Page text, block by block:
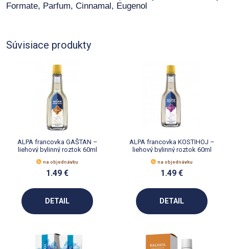
Formate, Parfum, Cinnamal, Eugenol
Súvisiace produkty
ALPA francovka GAŠTAN –
liehový bylinný roztok 60ml
na objednávku
1.49 €
DETAIL
ALPA francovka KOSTIHOJ –
liehový bylinný roztok 60ml
na objednávku
1.49 €
DETAIL